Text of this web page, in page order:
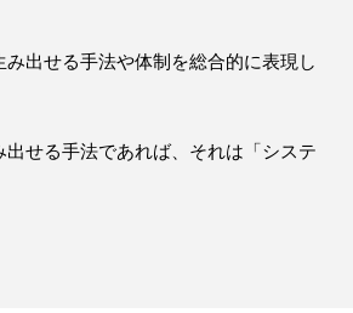
出せる手法や体制を総合的に表現し
せる手法であれば、それは「システ